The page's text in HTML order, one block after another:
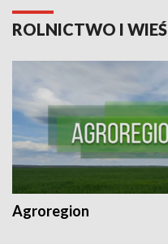
ROLNICTWO I WIEŚ
Agroregion